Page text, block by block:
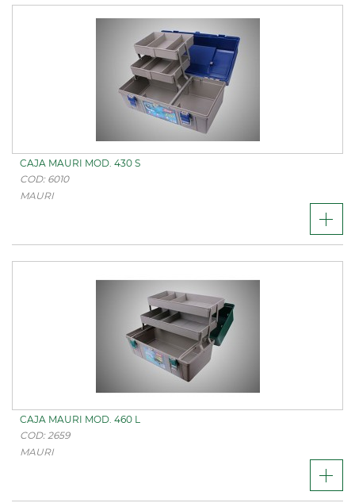
CAJA MAURI MOD. 430 S
COD: 6010
MAURI
CAJA MAURI MOD. 460 L
COD: 2659
MAURI